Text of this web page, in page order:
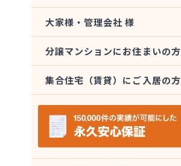
大家様・管理会社 様
分譲マンションにお住まいの方
集合住宅（賃貸）にご入居の方